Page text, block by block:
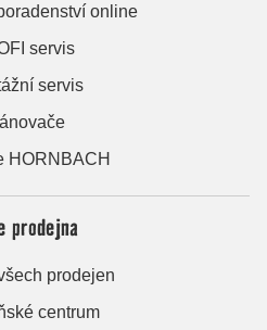
online
servis
servis
HORNBACH
prodejna
prodejen
centrum